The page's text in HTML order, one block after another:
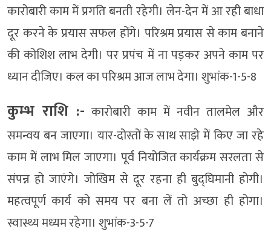
कारोबारी काम में प्रगति बनती रहेगी। लेन-देन में आ रही बाधा
दूर करने के प्रयास सफल होंगे। परिश्रम प्रयास से काम बनाने
की कोशिश लाभ देगी। पर प्रपंच में ना पड़कर अपने काम पर
ध्यान दीजिए। कल का परिश्रम आज लाभ देगा। शुभांक-1-5-8
कुम्भ राशि :- कारोबारी काम में नवीन तालमेल और
समन्वय बन जाएगा। यार-दोस्तों के साथ साझे में किए जा रहे
काम में लाभ मिल जाएगा। पूर्व नियोजित कार्यक्रम सरलता से
संपन्न हो जाएंगे। जोखिम से दूर रहना ही बुद्घिमानी होगी।
महत्वपूर्ण कार्य को समय पर बना लें तो अच्छा ही होगा।
स्वास्थ्य मध्यम रहेगा। शुभांक-3-5-7